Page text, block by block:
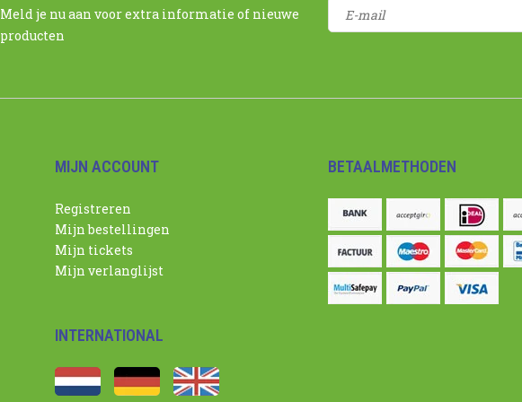
Meld je nu aan voor extra informatie of nieuwe
producten
MIJN ACCOUNT
Registreren
Mijn bestellingen
Mijn tickets
Mijn verlanglijst
INTERNATIONAL
BETAALMETHODEN